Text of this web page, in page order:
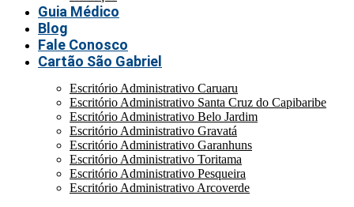
Guia Médico
Blog
Fale Conosco
Cartão São Gabriel
Escritório Administrativo Caruaru
Escritório Administrativo Santa Cruz do Capibaribe
Escritório Administrativo Belo Jardim
Escritório Administrativo Gravatá
Escritório Administrativo Garanhuns
Escritório Administrativo Toritama
Escritório Administrativo Pesqueira
Escritório Administrativo Arcoverde